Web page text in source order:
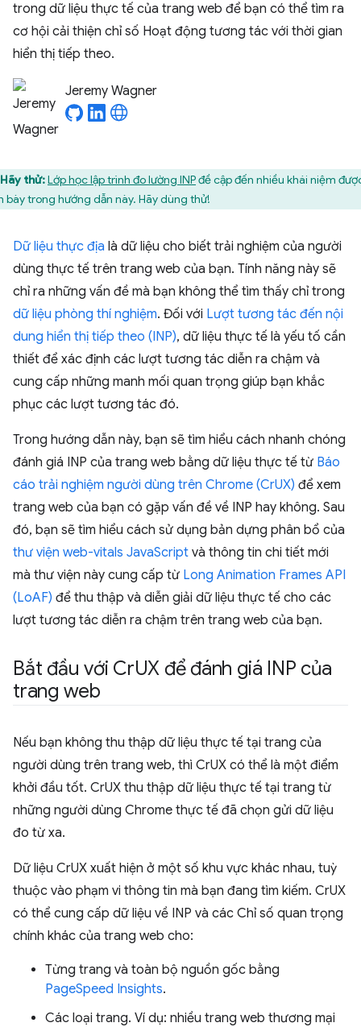
trong dữ liệu thực tế của trang web để bạn có thể tìm ra
cơ hội cải thiện chỉ số Hoạt động tương tác với thời gian
hiển thị tiếp theo.
Jeremy Wagner
Hãy thử:Lớp học lập trình đo lường INPđề cập đến nhiều khái niệm
bày trong hướng dẫn này. Hãy dùng thử!
Dữ liệu thực địa là dữ liệu cho biết trải nghiệm của người
dùng thực tế trên trang web của bạn. Tính năng này sẽ
chỉ ra những vấn đề mà bạn không thể tìm thấy chỉ trong
dữ liệu phòng thí nghiệm. Đối với Lượt tương tác đến nội
dung hiển thị tiếp theo (INP), dữ liệu thực tế là yếu tố cần
thiết để xác định các lượt tương tác diễn ra chậm và
cung cấp những manh mối quan trọng giúp bạn khắc
phục các lượt tương tác đó.
Trong hướng dẫn này, bạn sẽ tìm hiểu cách nhanh chóng
đánh giá INP của trang web bằng dữ liệu thực tế từ Báo
cáo trải nghiệm người dùng trên Chrome (CrUX) để xem
trang web của bạn có gặp vấn đề về INP hay không. Sau
đó, bạn sẽ tìm hiểu cách sử dụng bản dựng phân bổ của
thư viện web-vitals JavaScript và thông tin chi tiết mới
mà thư viện này cung cấp từ Long Animation Frames API
(LoAF) để thu thập và diễn giải dữ liệu thực tế cho các
lượt tương tác diễn ra chậm trên trang web của bạn.
Bắt đầu với CrUX để đánh giá INP của
trang web
Nếu bạn không thu thập dữ liệu thực tế tại trang của
người dùng trên trang web, thì CrUX có thể là một điểm
khởi đầu tốt. CrUX thu thập dữ liệu thực tế tại trang từ
những người dùng Chrome thực tế đã chọn gửi dữ liệu
đo từ xa.
Dữ liệu CrUX xuất hiện ở một số khu vực khác nhau, tuỳ
thuộc vào phạm vi thông tin mà bạn đang tìm kiếm. CrUX
có thể cung cấp dữ liệu về INP và các Chỉ số quan trọng
chính khác của trang web cho:
Từng trang và toàn bộ nguồn gốc bằng
PageSpeed Insights.
Các loại trang. Ví dụ: nhiều trang web thương mại